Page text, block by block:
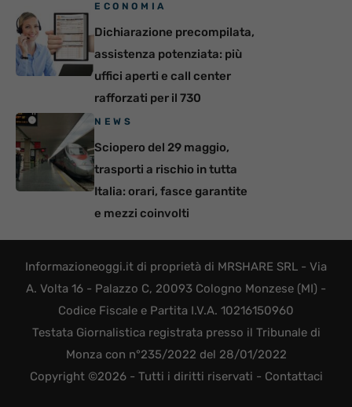
ECONOMIA
Dichiarazione precompilata,
assistenza potenziata: più
uffici aperti e call center
rafforzati per il 730
NEWS
Sciopero del 29 maggio,
trasporti a rischio in tutta
Italia: orari, fasce garantite
e mezzi coinvolti
Informazioneoggi.it di proprietà di MRSHARE SRL - Via
A. Volta 16 - Palazzo C, 20093 Cologno Monzese (MI) -
Codice Fiscale e Partita I.V.A. 10216150960
Testata Giornalistica registrata presso il Tribunale di
Monza con n°235/2022 del 28/01/2022
Copyright ©2026 - Tutti i diritti riservati - Contattaci